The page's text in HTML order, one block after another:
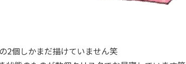
2個しかまだ描けていません笑